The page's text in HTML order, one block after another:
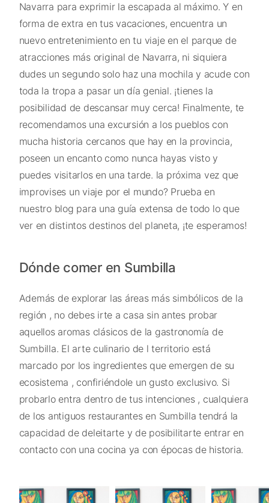
Navarra para exprimir la escapada al máximo. Y en
forma de extra en tus vacaciones, encuentra un
nuevo entretenimiento en tu viaje en el parque de
atracciones más original de Navarra, ni siquiera
dudes un segundo solo haz una mochila y acude con
toda la tropa a pasar un día genial. ¡tienes la
posibilidad de descansar muy cerca! Finalmente, te
recomendamos una excursión a los pueblos con
mucha historia cercanos que hay en la provincia,
poseen un encanto como nunca hayas visto y
puedes visitarlos en una tarde. la próxima vez que
improvises un viaje por el mundo? Prueba en
nuestro blog para una guía extensa de todo lo que
ver en distintos destinos del planeta, ¡te esperamos!
Dónde comer en Sumbilla
Además de explorar las áreas más simbólicos de la
región , no debes irte a casa sin antes probar
aquellos aromas clásicos de la gastronomía de
Sumbilla. El arte culinario de l territorio está
marcado por los ingredientes que emergen de su
ecosistema , confiriéndole un gusto exclusivo. Si
probarlo entra dentro de tus intenciones , cualquiera
de los antiguos restaurantes en Sumbilla tendrá la
capacidad de deleitarte y de posibilitarte entrar en
contacto con una cocina ya con épocas de historia.